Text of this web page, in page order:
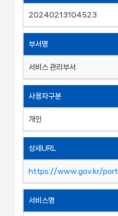
20240213104523
부서명
서비스 관리부서
사용자구분
개인
상세URL
https://www.gov.kr/
서비스명